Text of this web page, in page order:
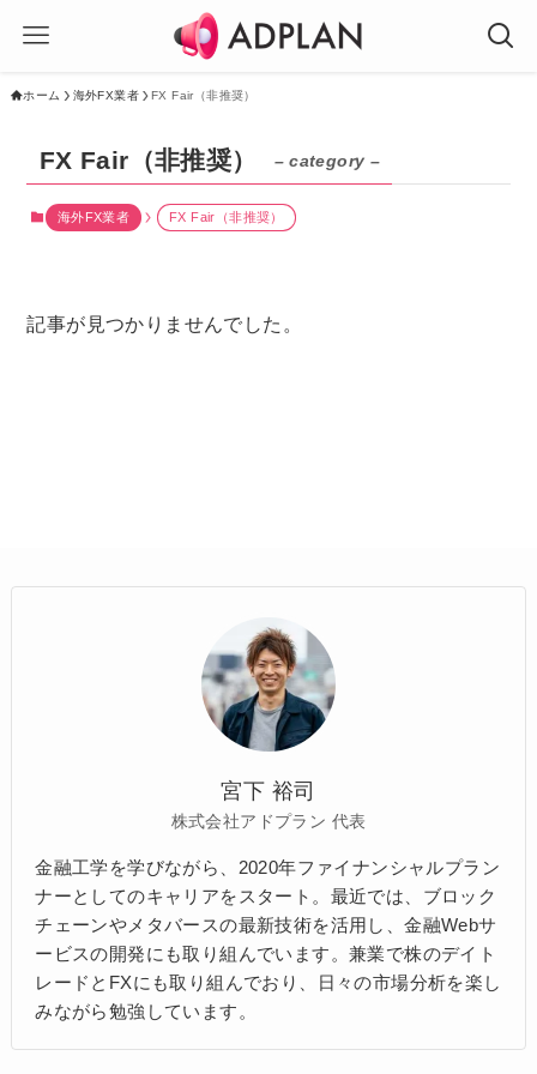
ホーム 海外FX業者 FX Fair（非推奨）
FX Fair（非推奨） – category –
海外FX業者 FX Fair（非推奨）
記事が見つかりませんでした。
宮下 裕司
株式会社アドプラン 代表
金融工学を学びながら、2020年ファイナンシャルプラン
ナーとしてのキャリアをスタート。最近では、ブロック
チェーンやメタバースの最新技術を活用し、金融Webサ
ービスの開発にも取り組んでいます。兼業で株のデイト
レードとFXにも取り組んでおり、日々の市場分析を楽し
みながら勉強しています。